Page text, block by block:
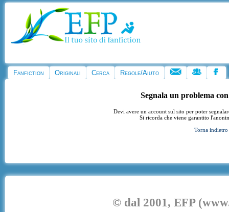
Fanfiction Originali Cerca Regole/Aiuto
Segnala un problema
Devi avere un account sul sito per poter
Si ricorda che viene garantito
Torna indietro
© dal 2001, EFP